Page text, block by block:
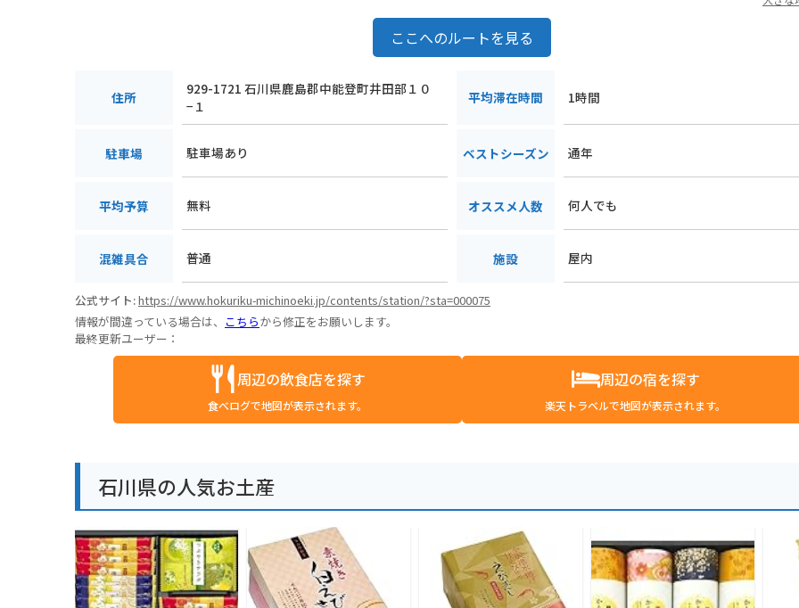
ここへのルートを見る
住所
929-1721 石川県鹿島郡中能登町井田部１０
−１
平均滞在時間 1時間
駐車場 駐車場あり ベストシーズン 通年
平均予算 無料 オススメ人数 何人でも
混雑具合 普通 施設 屋内
公式サイト:https://www.hokuriku-michinoeki.jp/contents/station/?sta=000075
情報が間違っている場合は、 こちらから修正をお願いします。
最終更新ユーザー：
周辺の飲食店を探す
食べログで地図が表示されます。
周辺の宿を探す
楽天トラベルで地図が表示されます。
石川県の人気お土産